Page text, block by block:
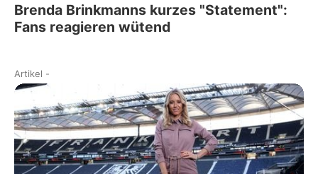
Brenda Brinkmanns kurzes "Statement":
Fans reagieren wütend
Artikel -